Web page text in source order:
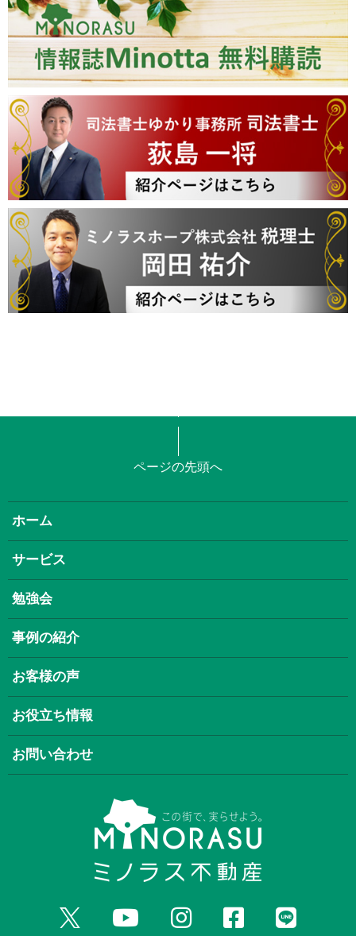
ページの先頭へ
ホーム
サービス
勉強会
事例の紹介
お客様の声
お役立ち情報
お問い合わせ